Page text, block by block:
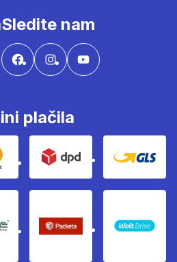
Sledite nam
plačila
Dpd Gls
Packeta Sledenje
WOLT